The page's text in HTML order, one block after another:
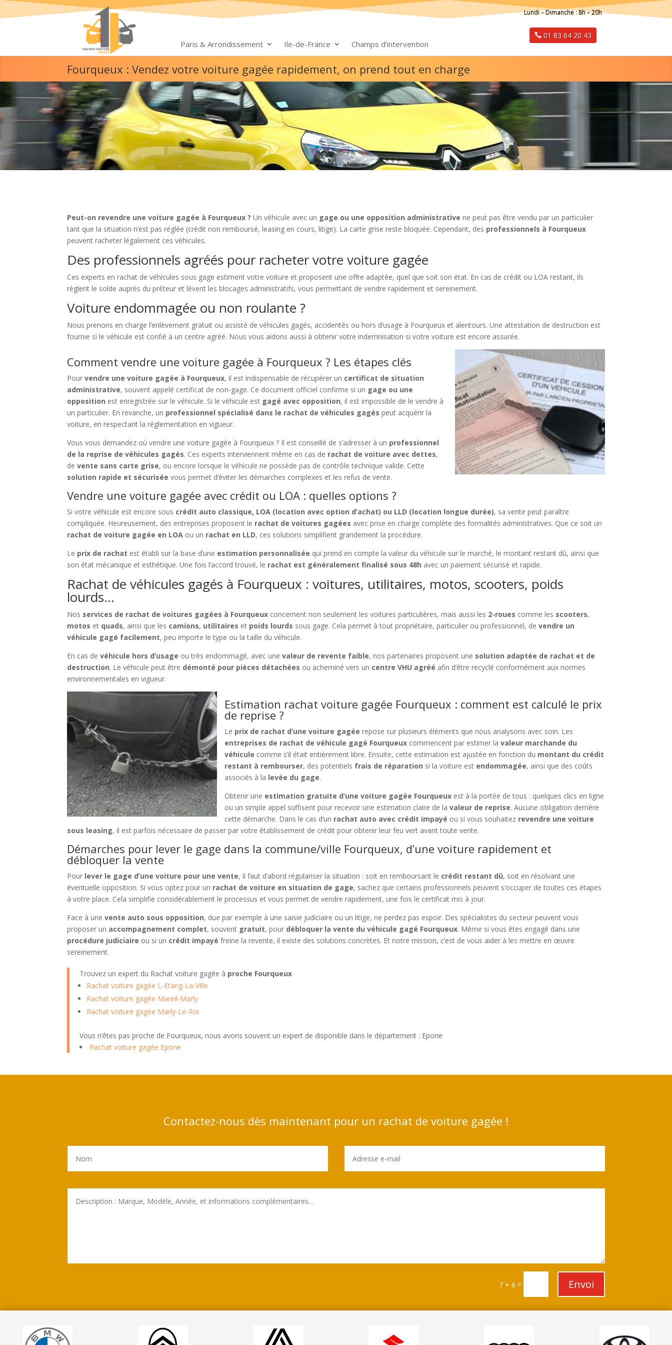
Paris & Arrondissement Ile-de-France Champs d’intervention
Lundi – Dimanche : 8h – 20h
01 83 64 20 43
Fourqueux : Vendez votre voiture gagée rapidement, on prend tout en charge
Peut-on revendre une voiture gagée à Fourqueux ? Un véhicule avec un gage ou une opposition administrative ne peut pas être vendu par un particulier
tant que la situation n’est pas réglée (crédit non remboursé, leasing en cours, litige). La carte grise reste bloquée. Cependant, des professionnels à Fourqueux
peuvent racheter légalement ces véhicules.
Des professionnels agréés pour racheter votre voiture gagée
Ces experts en rachat de véhicules sous gage estiment votre voiture et proposent une offre adaptée, quel que soit son état. En cas de crédit ou LOA restant, ils
règlent le solde auprès du prêteur et lèvent les blocages administratifs, vous permettant de vendre rapidement et sereinement.
Voiture endommagée ou non roulante ?
Nous prenons en charge l’enlèvement gratuit ou assisté de véhicules gagés, accidentés ou hors d’usage à Fourqueux et alentours. Une attestation de destruction est
fournie si le véhicule est confié à un centre agréé. Nous vous aidons aussi à obtenir votre indemnisation si votre voiture est encore assurée.
Comment vendre une voiture gagée à Fourqueux ? Les étapes clés
Pourvendre une voiture gagée à Fourqueux, il est indispensable de récupérer un certificat de situation
administrative, souvent appelé certificat de non-gage. Ce document officiel confirme si un gage ou une
opposition est enregistrée sur le véhicule. Si le véhicule est gagé avec opposition, il est impossible de le vendre à
un particulier. En revanche, un professionnel spécialisé dans le rachat de véhicules gagés peut acquérir la
voiture, en respectant la réglementation en vigueur.
Vous vous demandez où vendre une voiture gagée à Fourqueux ? Il est conseillé de s’adresser à un professionnel
de la reprise de véhicules gagés. Ces experts interviennent même en cas de rachat de voiture avec dettes,
devente sans carte grise, ou encore lorsque le véhicule ne possède pas de contrôle technique valide. Cette
solution rapide et sécurisée vous permet d’éviter les démarches complexes et les refus de vente.
Vendre une voiture gagée avec crédit ou LOA : quelles options ?
Si votre véhicule est encore sous crédit auto classique, LOA (location avec option d’achat) ou LLD (location longue durée), sa vente peut paraître
compliquée. Heureusement, des entreprises proposent le rachat de voitures gagées avec prise en charge complète des formalités administratives. Que ce soit un
rachat de voiture gagée en LOA ou un rachat en LLD, ces solutions simplifient grandement la procédure.
Le prix de rachat est établi sur la base d’une estimation personnalisée qui prend en compte la valeur du véhicule sur le marché, le montant restant dû, ainsi que
son état mécanique et esthétique. Une fois l’accord trouvé, le rachat est généralement finalisé sous 48h avec un paiement sécurisé et rapide.
Rachat de véhicules gagés à Fourqueux : voitures, utilitaires, motos, scooters, poids
lourds…
Nos services de rachat de voitures gagées à Fourqueux concernent non seulement les voitures particulières, mais aussi les 2-roues comme les scooters,
motos et quads, ainsi que les camions, utilitaires et poids lourds sous gage. Cela permet à tout propriétaire, particulier ou professionnel, devendre un
véhicule gagé facilement, peu importe le type ou la taille du véhicule.
En cas devéhicule hors d’usage ou très endommagé, avec unevaleur de revente faible, nos partenaires proposent une solution adaptée de rachat et de
destruction. Le véhicule peut être démonté pour pièces détachées ou acheminé vers un centre VHU agréé afin d’être recyclé conformément aux normes
environnementales en vigueur.
Estimation rachat voiture gagée Fourqueux : comment est calculé le prix
de reprise ?
Le prix de rachat d’une voiture gagée repose sur plusieurs éléments que nous analysons avec soin. Les
entreprises de rachat de véhicule gagé Fourqueux commencent par estimer lavaleur marchande du
véhicule comme s’il était entièrement libre. Ensuite, cette estimation est ajustée en fonction du montant du crédit
restant à rembourser, des potentiels frais de réparation si la voiture est endommagée, ainsi que des coûts
associés à la levée du gage.
Obtenir une estimation gratuite d’une voiture gagée Fourqueux est à la portée de tous : quelques clics en ligne
ou un simple appel suffisent pour recevoir une estimation claire de lavaleur de reprise. Aucune obligation derrière
cette démarche. Dans le cas d’un rachat auto avec crédit impayé ou si vous souhaitez revendre une voiture
sous leasing, il est parfois nécessaire de passer par votre établissement de crédit pour obtenir leur feu vert avant toute vente.
Démarches pour lever le gage dans la commune/ville Fourqueux, d’une voiture rapidement et
débloquer la vente
Pour lever le gage d’une voiture pour une vente, il faut d’abord régulariser la situation : soit en remboursant le crédit restant dû, soit en résolvant une
éventuelle opposition. Si vous optez pour un rachat de voiture en situation de gage, sachez que certains professionnels peuvent s’occuper de toutes ces étapes
à votre place. Cela simplifie considérablement le processus et vous permet de vendre rapidement, une fois le certificat mis à jour.
Face à unevente auto sous opposition, due par exemple à une saisie judiciaire ou un litige, ne perdez pas espoir. Des spécialistes du secteur peuvent vous
proposer un accompagnement complet, souvent gratuit, pour débloquer la vente du véhicule gagé Fourqueux. Même si vous êtes engagé dans une
procédure judiciaire ou si un crédit impayé freine la revente, il existe des solutions concrètes. Et notre mission, c’est de vous aider à les mettre en œuvre
sereinement.
Trouvez un expert du Rachat voiture gagée à proche Fourqueux
Rachat voiture gagée L-Etang-La-Ville
Rachat voiture gagée Mareil-Marly
Rachat voiture gagée Marly-Le-Roi
Vous n’êtes pas proche de Fourqueux, nous avons souvent un expert de disponible dans le département : Epone
Rachat voiture gagée Epone
Contactez-nous dès maintenant pour un rachat de voiture gagée !
7 + 6 = Envoi